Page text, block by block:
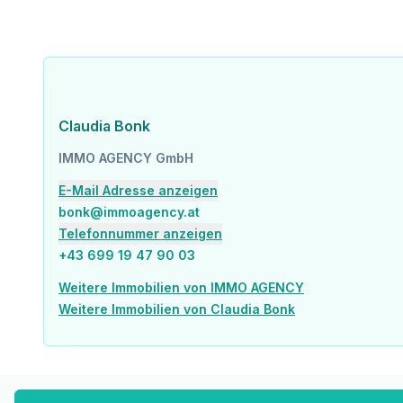
* Video-/Audio-Gegensprechanlage
_Der Baustart ist erfolgt - Fertigstellung und Übergabe der
Gern stehe ich Ihnen für weitere Informationen über das Kontaktformular oder direkt unter
* 3,5% Grunderwerbsteuer
* 3% Maklerprovision zuzügl. 20% USt
Claudia Bonk
IMMO AGENCY GmbH
E-Mail Adresse anzeigen
bonk@immoagency.at
Telefonnummer anzeigen
+43 699 19 47 90 03
Weitere Immobilien von IMMO AGENCY
Weitere Immobilien von Claudia Bonk